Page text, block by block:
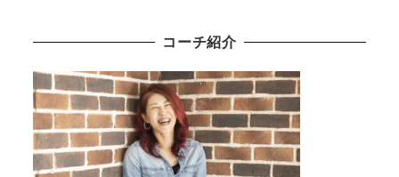
コーチ紹介